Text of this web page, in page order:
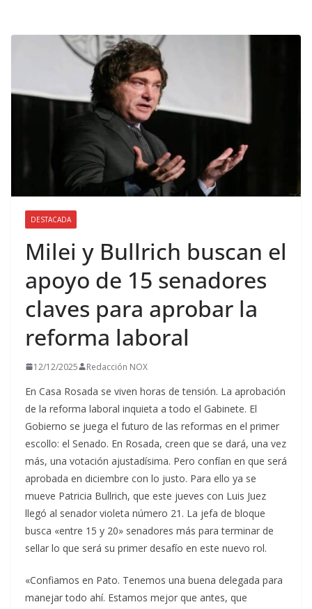
DESTACADA
Milei y Bullrich buscan el
apoyo de 15 senadores
claves para aprobar la
reforma laboral
12/12/2025 Redacción NOX
En Casa Rosada se viven horas de tensión. La aprobación
de la reforma laboral inquieta a todo el Gabinete. El
Gobierno se juega el futuro de las reformas en el primer
escollo: el Senado. En Rosada, creen que se dará, una vez
más, una votación ajustadísima. Pero confían en que será
aprobada en diciembre con lo justo. Para ello ya se
mueve Patricia Bullrich, que este jueves con Luis Juez
llegó al senador violeta número 21. La jefa de bloque
busca «entre 15 y 20» senadores más para terminar de
sellar lo que será su primer desafío en este nuevo rol.
«Confiamos en Pato. Tenemos una buena delegada para
manejar todo ahí. Estamos mejor que antes, que